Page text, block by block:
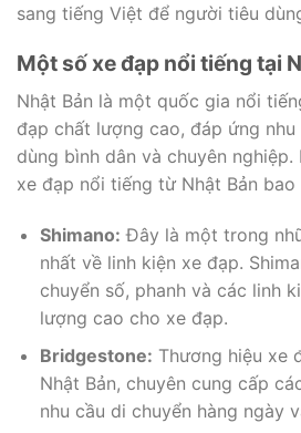
sang tiếng Việt để người tiêu
Một số xe đạp nổi tiếng tại
Nhật Bản là một quốc gia nổi
đạp chất lượng cao, đáp ứng
dùng bình dân và chuyên
xe đạp nổi tiếng từ Nhật Bản bao
Shimano: Đây là một trong
nhất về linh kiện xe đạp.
chuyển số, phanh và các linh
lượng cao cho xe đạp.
Bridgestone: Thương hiệu xe
Nhật Bản, chuyên cung cấp
nhu cầu di chuyển hàng ngày